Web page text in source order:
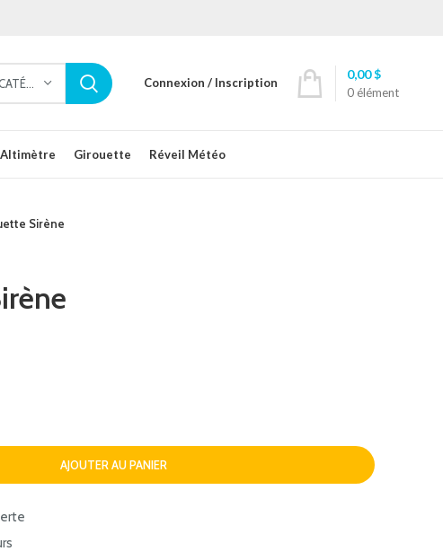
Connexion / Inscription
0 élément
0,00$
Altimètre Girouette Réveil Météo
Sirène
AJOUTER AU PANIER